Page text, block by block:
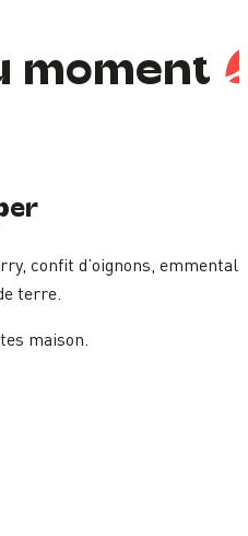
moment
confit d’oignons, emmental,
terre.
maison.